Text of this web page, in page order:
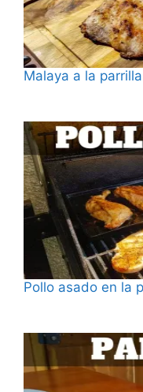
Malaya a la
Pollo asado en la